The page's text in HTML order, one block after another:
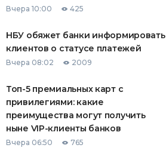
СТРАХОВАНИЮ
ВСЕ СТРАХОВЫЕ ПОЛИСЫ
ОТЗЫВЫ О СТРАХОВЫХ
КОМПАНИЯХ
Вчера 10:00 425
НБУ обяжет банки информировать
клиентов о статусе платежей
Вчера 08:02 2009
Топ-5 премиальных карт с
привилегиями: какие
преимущества могут получить
ныне VIP-клиенты банков
Вчера 06:50 765